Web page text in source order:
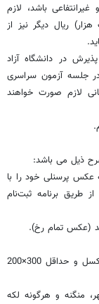
باشد، لازم
58 (پنجاه و هشت هزار) ریال دیگر نیز از
در دانشگاه آزاد
جلسه آزمون سراسری
لازم صورت خواهند
ذیل می باشد:
پرسنلی خود را با
طریق برنامه ثبت‌نام
3-1- اندازه عکس اسکن شده باید حداکثر 400×300 پیکسل و حداقل 300×200
منگنه و هرگونه لکه